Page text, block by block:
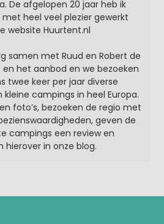
De afgelopen 20 jaar heb ik
met heel veel plezier gewerkt
website Huurtent.nl
samen met Ruud en Robert de
het aanbod en we bezoeken
twee keer per jaar diverse
kleine campings in heel Europa.
foto’s, bezoeken de regio met
geven de
campings een review en
hierover in onze blog.